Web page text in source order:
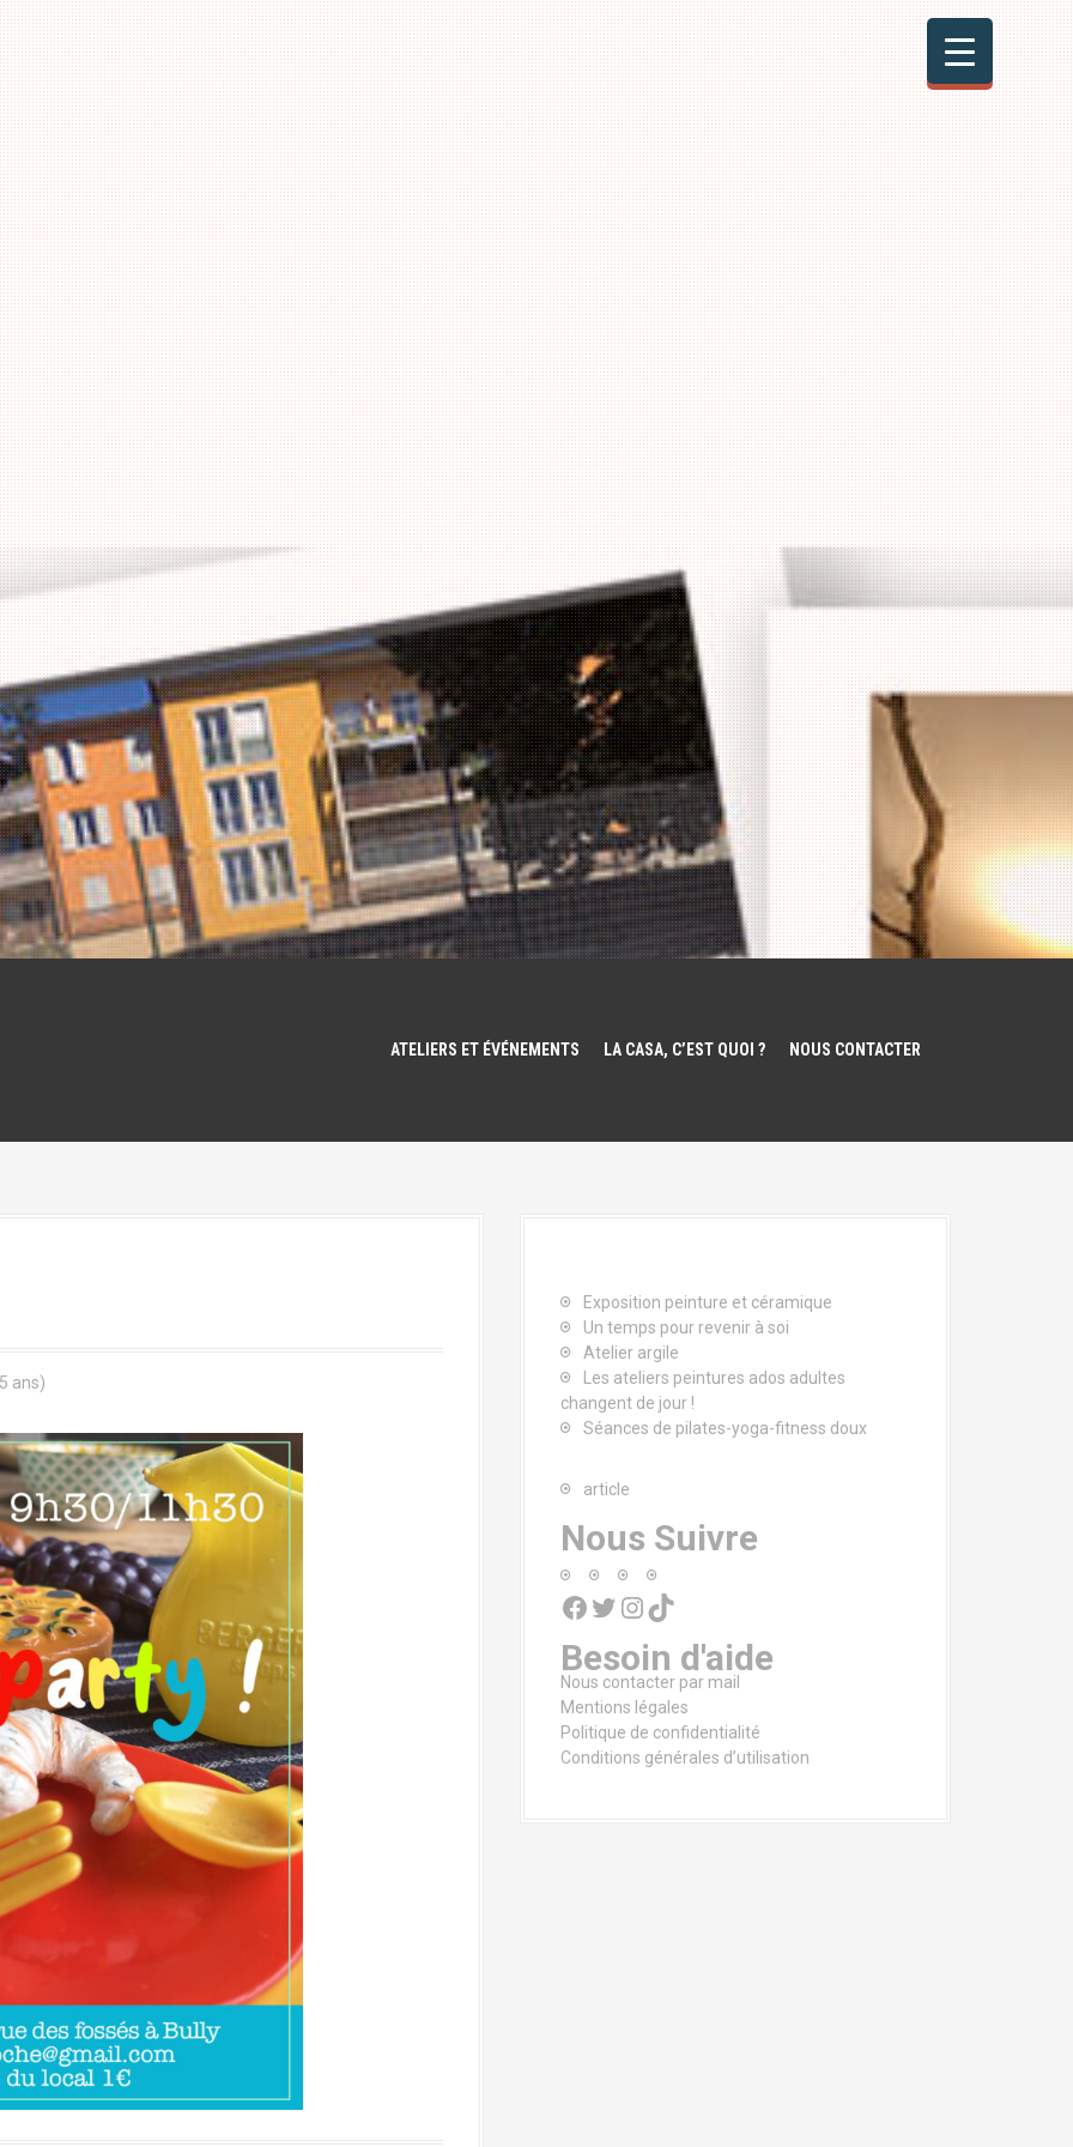
ATELIERS ET ÉVÉNEMENTS LA CASA, C’EST QUOI ? NOUS CONTACTER
ans)
Exposition peinture et céramique
Un temps pour revenir à soi
Atelier argile
Les ateliers peintures ados adultes
changent de jour !
Séances de pilates-yoga-fitness doux
article
Nous Suivre
Facebook Twitter InstagramTikTok
Besoin d'aide
Nous contacter par mail
Mentions légales
Politique de confidentialité
Conditions générales d’utilisation